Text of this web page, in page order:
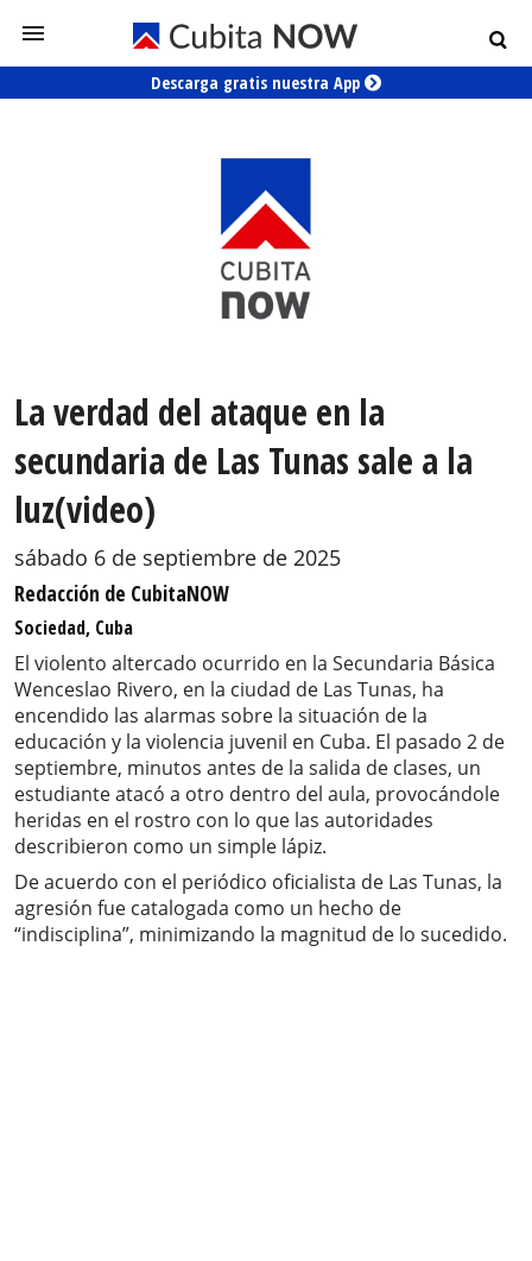
Descarga gratis nuestra App
La verdad del ataque en la
secundaria de Las Tunas sale a la
luz(video)
sábado 6 de septiembre de 2025
Redacción de CubitaNOW
Sociedad, Cuba
El violento altercado ocurrido en la Secundaria Básica
Wenceslao Rivero, en la ciudad de Las Tunas, ha
encendido las alarmas sobre la situación de la
educación y la violencia juvenil en Cuba. El pasado 2 de
septiembre, minutos antes de la salida de clases, un
estudiante atacó a otro dentro del aula, provocándole
heridas en el rostro con lo que las autoridades
describieron como un simple lápiz.
De acuerdo con el periódico oficialista de Las Tunas, la
agresión fue catalogada como un hecho de
“indisciplina”, minimizando la magnitud de lo sucedido.